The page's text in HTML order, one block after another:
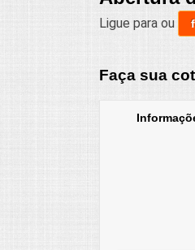
Ligue para ou
Faça sua